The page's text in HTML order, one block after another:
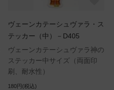
ヴェーンカテーシュヴァラ・ス
テッカー（中）－D405
ヴェーンカテーシュヴァラ神の
ステッカー中サイズ（両面印
刷、耐水性）
180円(税込)